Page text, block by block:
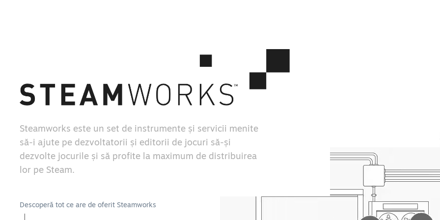
Steamworks este un set de instrumente și servicii menite
să-i ajute pe dezvoltatorii și editorii de jocuri să-și
dezvolte jocurile și să profite la maximum de distribuirea
lor pe Steam.
Descoperă tot ce are de oferit Steamworks